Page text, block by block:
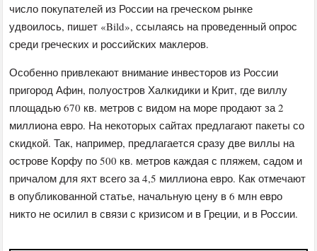
число покупателей из России на греческом рынке
удвоилось, пишет «Bild», ссылаясь на проведенный опрос
среди греческих и российских маклеров.
Особенно привлекают внимание инвесторов из России
пригород Афин, полуостров Халкидики и Крит, где виллу
площадью 670 кв. метров с видом на море продают за 2
миллиона евро. На некоторых сайтах предлагают пакеты со
скидкой. Так, например, предлагается сразу две виллы на
острове Корфу по 500 кв. метров каждая с пляжем, садом и
причалом для яхт всего за 4,5 миллиона евро. Как отмечают
в опубликованной статье, начальную цену в 6 млн евро
никто не осилил в связи с кризисом и в Греции, и в России.